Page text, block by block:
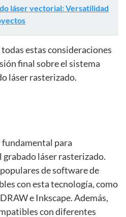
láser vectorial: Versatilidad
estas consideraciones
final sobre el sistema
láser rasterizado.
fundamental para
láser rasterizado.
de software de
con esta tecnología, como
e Inkscape. Además,
con diferentes